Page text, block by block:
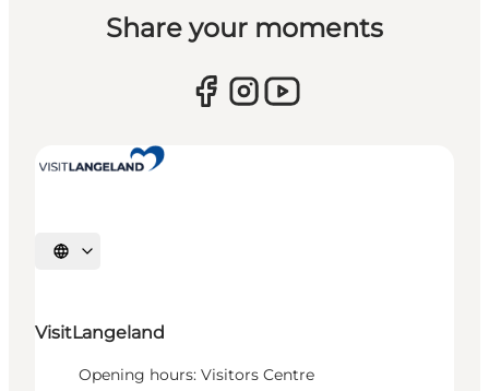
Share your moments
Select language
VisitLangeland
Opening hours: Visitors Centre